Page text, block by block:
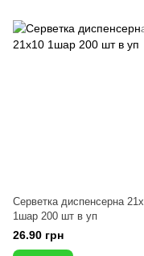
Серветка диспенсерна 21x10
1шар 200 шт в уп
26.90 грн